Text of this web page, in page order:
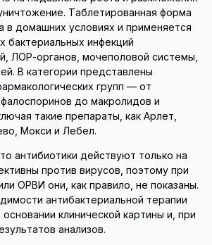
Таблетированная форма
в домашних условиях и применяется
бактериальных инфекций
ЛОР-органов, мочеполовой системы,
В категории представлены
групп — от
до макролидов и
такие препараты, как Арлет,
Мокси и Лебел.
антибиотики действуют только на
против вирусов, поэтому при
ОРВИ они, как правило, не показаны.
антибактериальной терапии
клинической картины и, при
анализов.